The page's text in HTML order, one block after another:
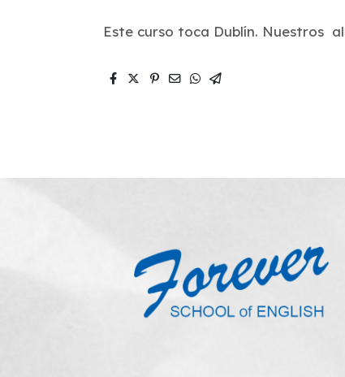
Este curso toca Dublín. Nuestros